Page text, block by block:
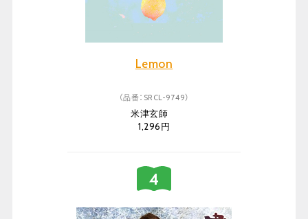
Lemon
（品番：SRCL-9749）
米津玄師
1,296円